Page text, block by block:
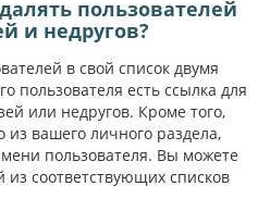
пользователей
и недругов?
в свой список двумя
пользователя есть ссылка для
или недругов. Кроме того,
вашего личного раздела,
пользователя. Вы можете
из соответствующих списков